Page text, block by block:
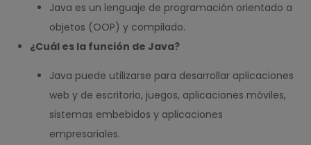
Java es un lenguaje de programación orientado a
objetos (OOP) y compilado.
¿Cuál es la función de Java?
Java puede utilizarse para desarrollar aplicaciones
web y de escritorio, juegos, aplicaciones móviles,
sistemas embebidos y aplicaciones
empresariales.